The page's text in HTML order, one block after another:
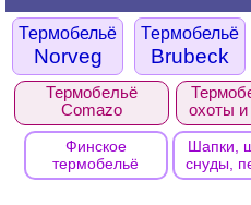
Термобельё
Comazo
охоты
Финское
термобельё
Шапки,
снуды,
Термобельё
Norveg
Термобельё
Brubeck